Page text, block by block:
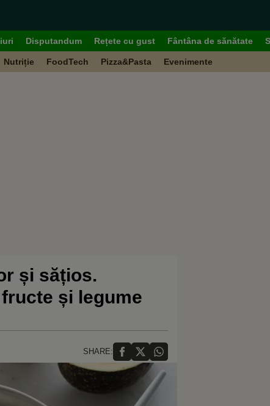
Disputandum Rețete cu gust Fântâna de sănătate
Nutriție FoodTech Pizza&Pasta Evenimente
și sățios.
și legume
SHARE: